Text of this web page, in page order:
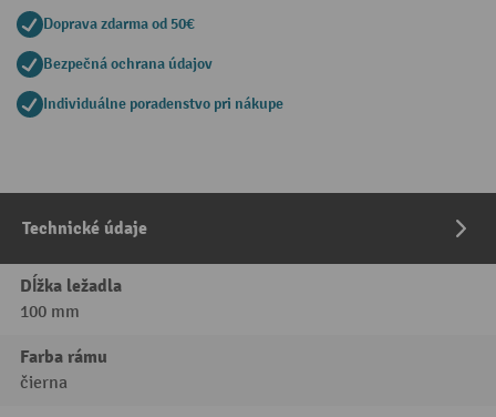
Doprava zdarma od 50€
Bezpečná ochrana údajov
Individuálne poradenstvo pri nákupe
Technické údaje
Dĺžka ležadla
100 mm
Farba rámu
čierna